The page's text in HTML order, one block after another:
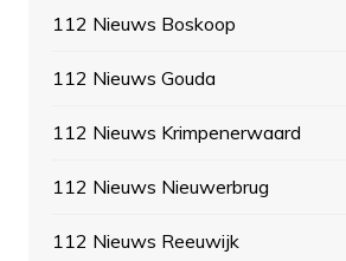
112 Nieuws Boskoop
112 Nieuws Gouda
112 Nieuws Krimpenerwaard
112 Nieuws Nieuwerbrug
112 Nieuws Reeuwijk